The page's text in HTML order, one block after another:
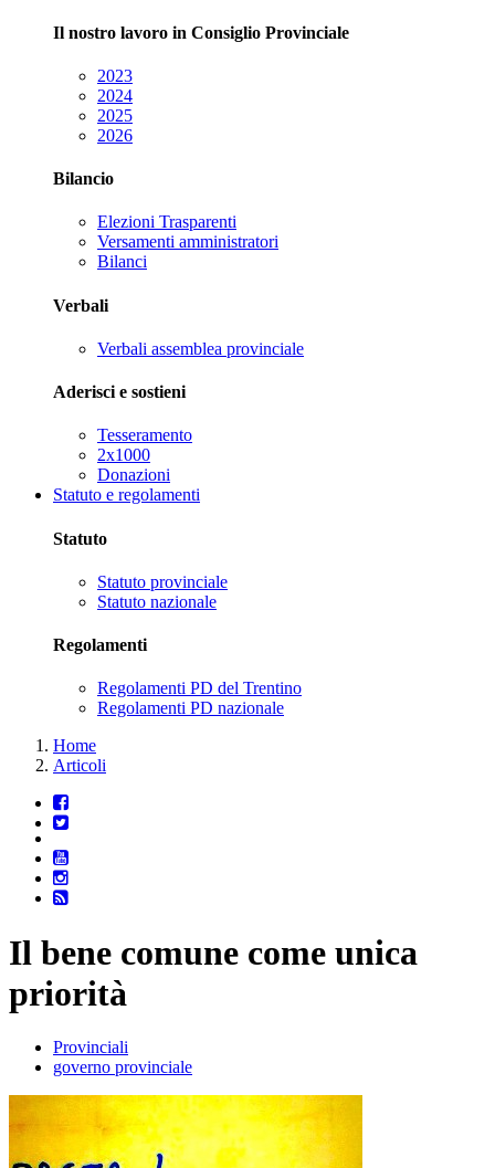
Il nostro lavoro in Consiglio Provinciale
2023
2024
2025
2026
Bilancio
Elezioni Trasparenti
Versamenti amministratori
Bilanci
Verbali
Verbali assemblea provinciale
Aderisci e sostieni
Tesseramento
2x1000
Donazioni
Statuto e regolamenti
Statuto
Statuto provinciale
Statuto nazionale
Regolamenti
Regolamenti PD del Trentino
Regolamenti PD nazionale
Home
Articoli
Il bene comune come unica
priorità
Provinciali
governo provinciale